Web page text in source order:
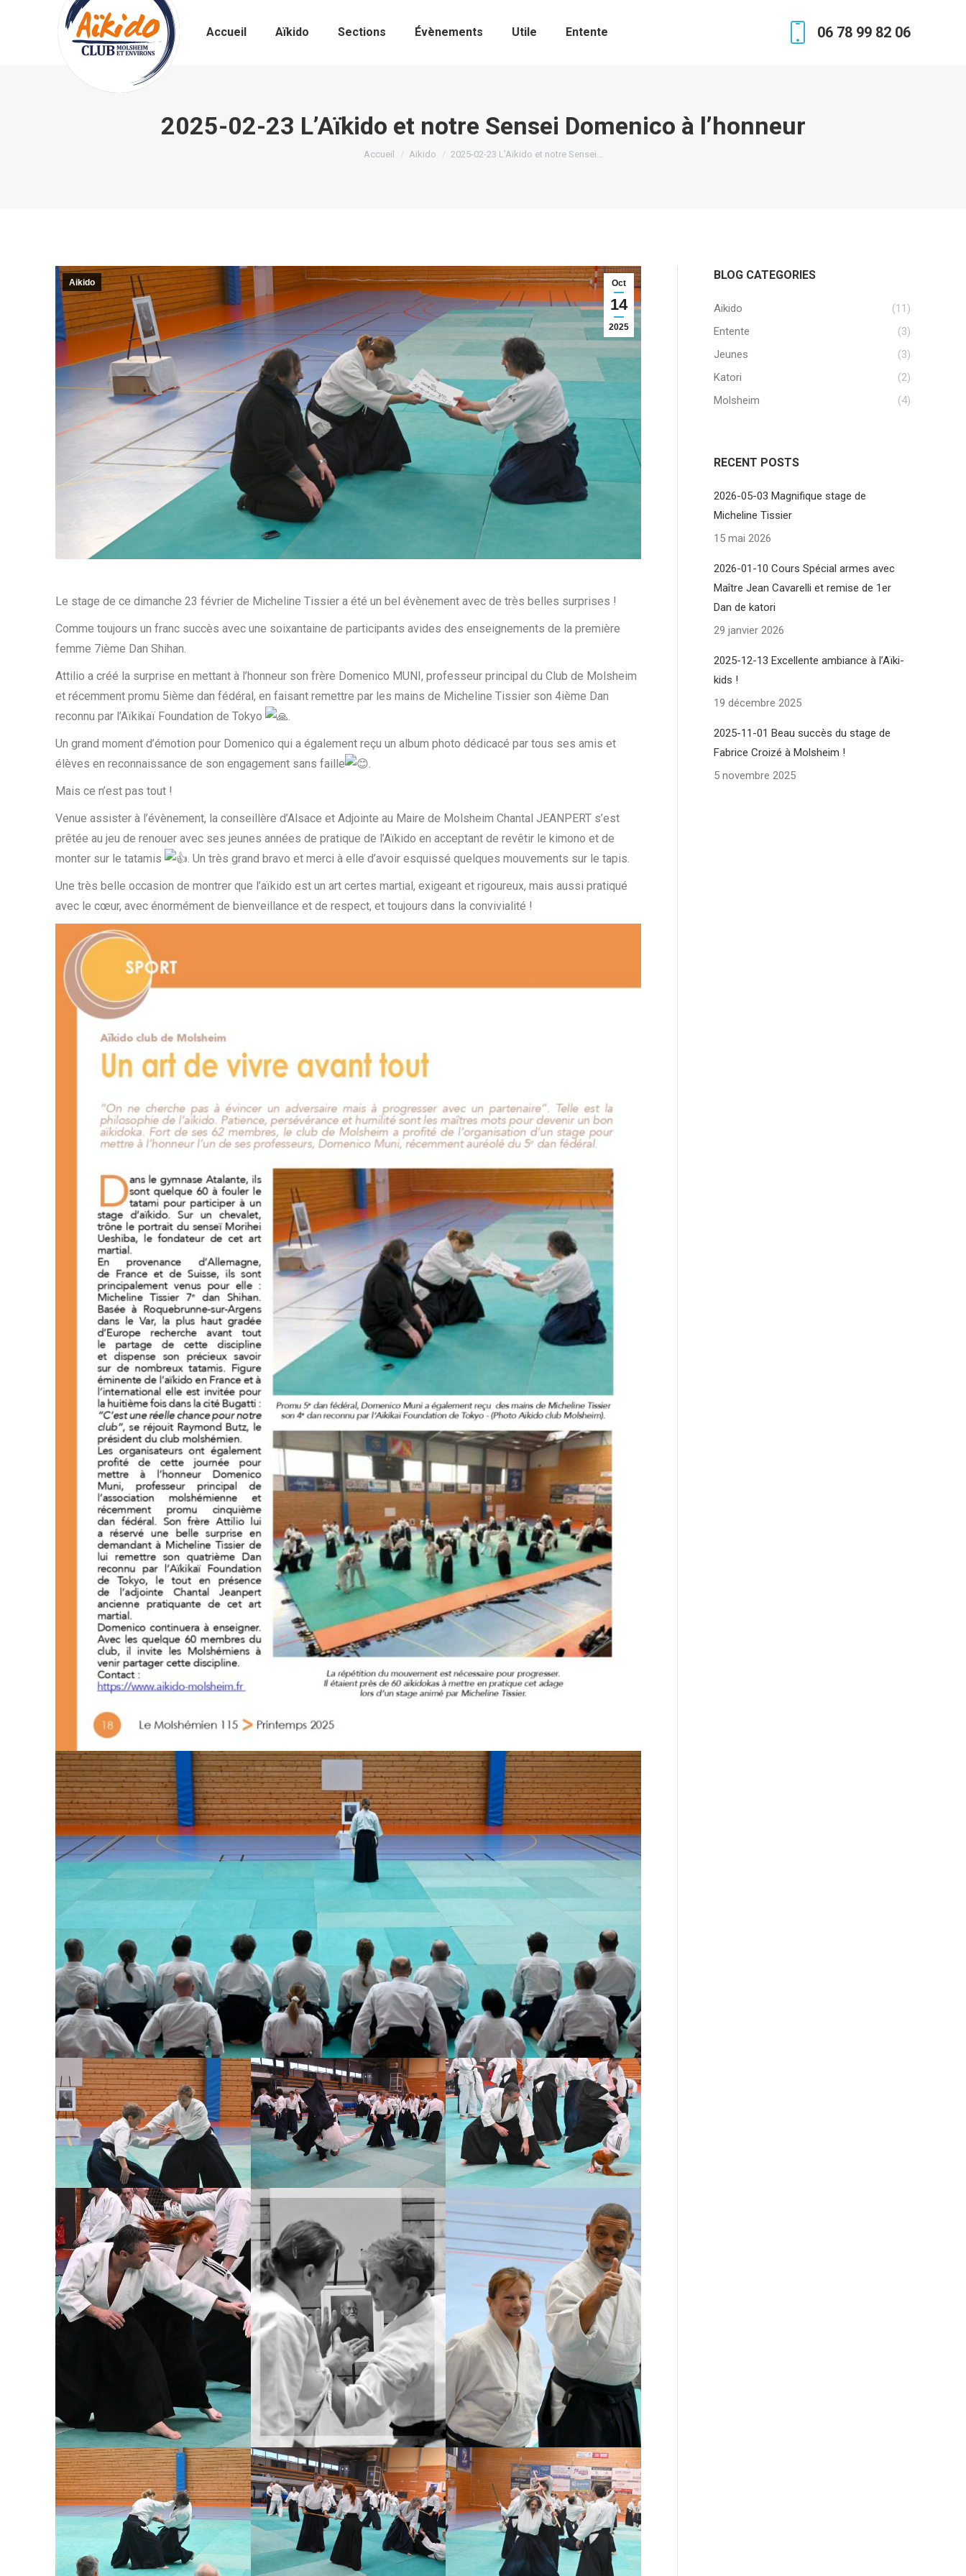
Accueil Aïkido Sections Évènements Utile Entente 06 78 99 82 06
2025-02-23 L’Aïkido et notre Sensei Domenico à l’honneur
Vous êtes ici :
Accueil Aikido 2025-02-23 L’Aïkido et notre Sensei…
Oct
14
2025
Aikido
Le stage de ce dimanche 23 février de Micheline Tissier a été un bel évènement avec de très belles surprises !
Comme toujours un franc succès avec une soixantaine de participants avides des enseignements de la première
femme 7ième Dan Shihan.
Attilio a créé la surprise en mettant à l’honneur son frère Domenico MUNI, professeur principal du Club de Molsheim
et récemment promu 5ième dan fédéral, en faisant remettre par les mains de Micheline Tissier son 4ième Dan
reconnu par l’Aïkikaï Foundation de Tokyo
Un grand moment d’émotion pour Domenico qui a également reçu un album photo dédicacé par tous ses amis et
élèves en reconnaissance de son engagement sans faille
Mais ce n’est pas tout !
Venue assister à l’évènement, la conseillère d’Alsace et Adjointe au Maire de Molsheim Chantal JEANPERT s’est
prêtée au jeu de renouer avec ses jeunes années de pratique de l’Aïkido en acceptant de revêtir le kimono et de
monter sur le tatamis
. Un très grand bravo et merci à elle d’avoir esquissé quelques mouvements sur le tapis.
Une très belle occasion de montrer que l’aïkido est un art certes martial, exigeant et rigoureux, mais aussi pratiqué
avec le cœur, avec énormément de bienveillance et de respect, et toujours dans la convivialité !
BLOG CATEGORIES
Aikido
(11)
Entente
(3)
Jeunes
(3)
Katori
(2)
Molsheim
(4)
RECENT POSTS
2026-05-03 Magnifique stage de
Micheline Tissier
15 mai 2026
2026-01-10 Cours Spécial armes avec
Maître Jean Cavarelli et remise de 1er
Dan de katori
29 janvier 2026
2025-12-13 Excellente ambiance à l’Aïki-
kids !
19 décembre 2025
2025-11-01 Beau succès du stage de
Fabrice Croizé à Molsheim !
5 novembre 2025